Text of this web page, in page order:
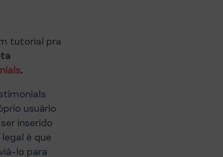
tutorial pra
.
usuário
inserido
é que
lo para